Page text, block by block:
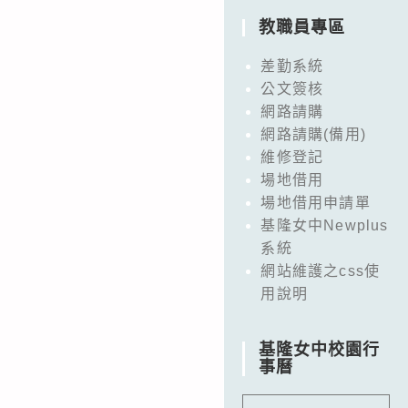
教職員專區
差勤系統
公文簽核
網路請購
網路請購(備用)
維修登記
場地借用
場地借用申請單
基隆女中Newplus
系統
網站維護之css使
用說明
基隆女中校園行
事曆